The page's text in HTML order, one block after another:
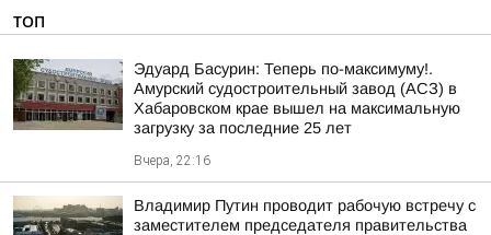
ТОП
Эдуард Басурин: Теперь по-максимуму!.
Амурский судостроительный завод (АСЗ) в
Хабаровском крае вышел на максимальную
загрузку за последние 25 лет
Вчера, 22:16
Владимир Путин проводит рабочую встречу с
заместителем председателя правительства